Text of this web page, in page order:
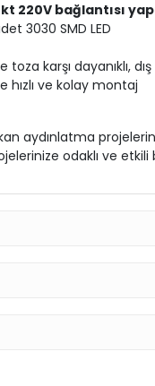
220V bağlantısı
3030 SMD LED
toza karşı dayanıklı,
hızlı ve kolay montaj
aydınlatma
odaklı ve